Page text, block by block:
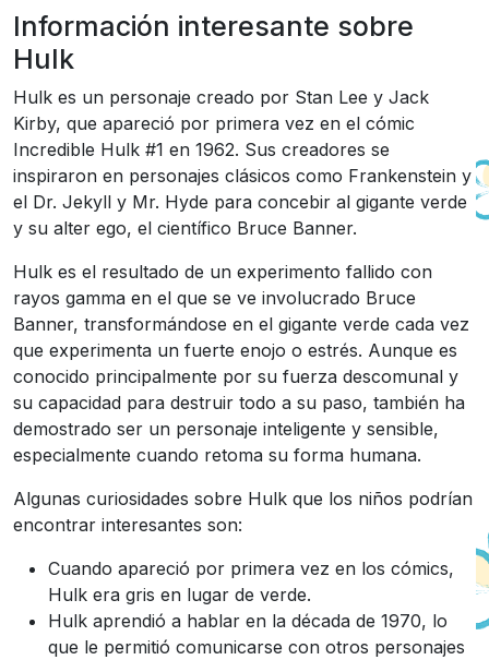
Información interesante sobre
Hulk
Hulk es un personaje creado por Stan Lee y Jack
Kirby, que apareció por primera vez en el cómic
Incredible Hulk #1 en 1962. Sus creadores se
inspiraron en personajes clásicos como Frankenstein y
el Dr. Jekyll y Mr. Hyde para concebir al gigante verde
y su alter ego, el científico Bruce Banner.
Hulk es el resultado de un experimento fallido con
rayos gamma en el que se ve involucrado Bruce
Banner, transformándose en el gigante verde cada vez
que experimenta un fuerte enojo o estrés. Aunque es
conocido principalmente por su fuerza descomunal y
su capacidad para destruir todo a su paso, también ha
demostrado ser un personaje inteligente y sensible,
especialmente cuando retoma su forma humana.
Algunas curiosidades sobre Hulk que los niños podrían
encontrar interesantes son:
Cuando apareció por primera vez en los cómics,
Hulk era gris en lugar de verde.
Hulk aprendió a hablar en la década de 1970, lo
que le permitió comunicarse con otros personajes